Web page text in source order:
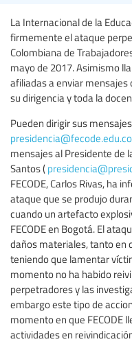
La Internacional de la
firmemente el ataque
Colombiana de
mayo de 2017. Asimismo
afiliadas a enviar mensajes
su dirigencia y toda la
Pueden dirigir sus
presidencia@fecode.edu.co
mensajes al Presidente de
Santos (
FECODE, Carlos Rivas, ha
ataque que se produjo
cuando un artefacto
FECODE en Bogotá. El
daños materiales, tanto en
teniendo que lamentar
momento no ha habido
perpetradores y las
embargo este tipo de
momento en que FECODE
actividades en